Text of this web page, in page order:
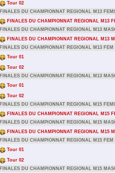
Tour 02
FINALES DU CHAMPIONNAT REGIONAL M13
FINALES DU CHAMPIONNAT REGIONAL M13
FINALES DU CHAMPIONNAT REGIONAL M13
FINALES DU CHAMPIONNAT REGIONAL M13
FINALES DU CHAMPIONNAT REGIONAL M13
Tour 01
Tour 02
FINALES DU CHAMPIONNAT REGIONAL M13
Tour 01
Tour 02
FINALES DU CHAMPIONNAT REGIONAL M15
FINALES DU CHAMPIONNAT REGIONAL M15
FINALES DU CHAMPIONNAT REGIONAL M15
FINALES DU CHAMPIONNAT REGIONAL M15
FINALES DU CHAMPIONNAT REGIONAL M15
Tour 01
Tour 02
FINALES DU CHAMPIONNAT REGIONAL M15